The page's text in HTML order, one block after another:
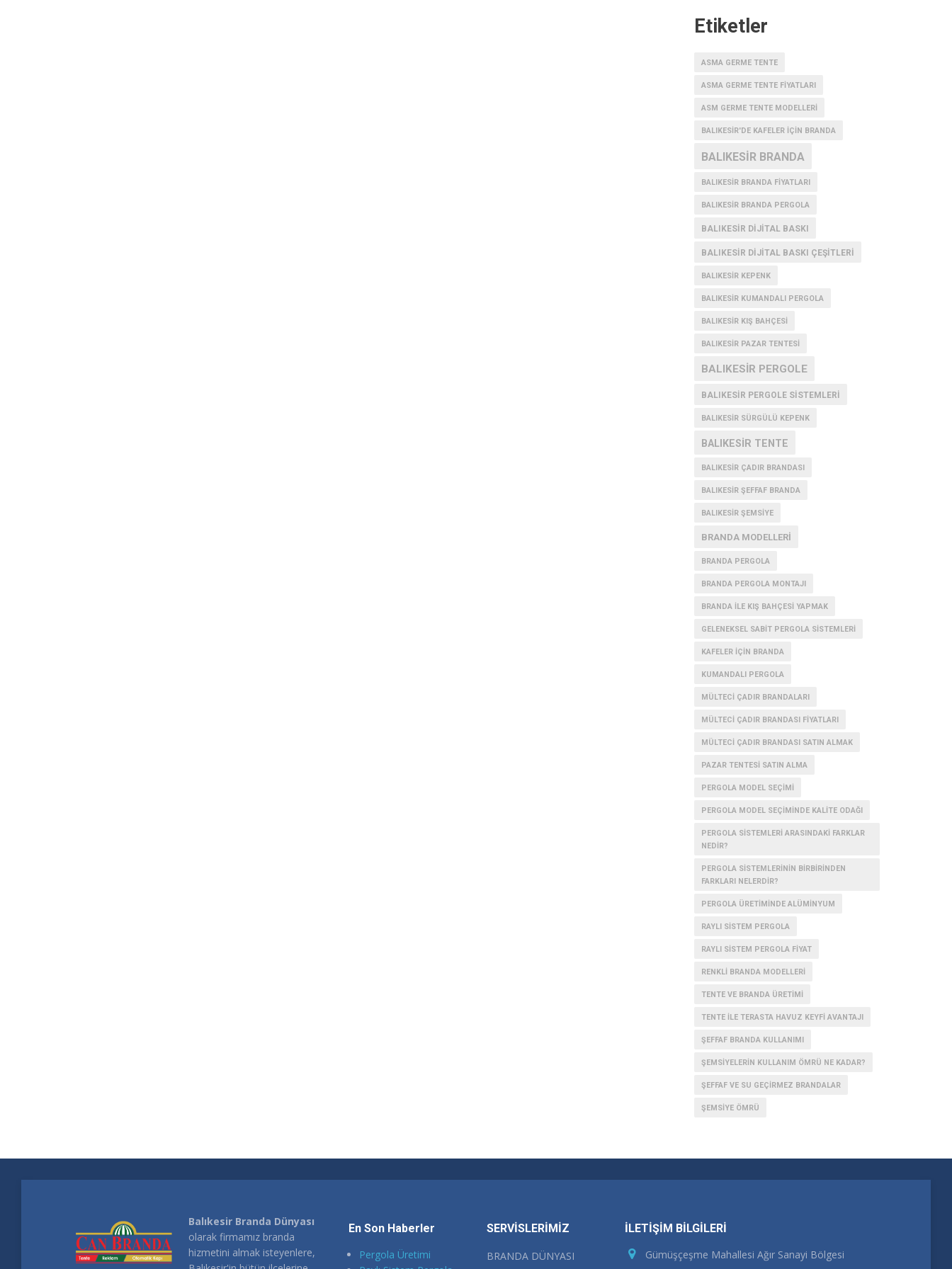
Etiketler
ASMA GERME TENTE
ASMA GERME TENTE FIYATLARI
ASM GERME TENTE MODELLERI
BALIKESIR'DE KAFELER IÇIN BRANDA
BALIKESIR BRANDA
BALIKESIR BRANDA FIYATLARI
BALIKESIR BRANDA PERGOLA
BALIKESIR DIJITAL BASKI
BALIKESIR DIJITAL BASKI ÇEŞITLERI
BALIKESIR KEPENK
BALIKESIR KUMANDALI PERGOLA
BALIKESIR KIŞ BAHÇESI
BALIKESIR PAZAR TENTESI
BALIKESIR PERGOLE
BALIKESIR PERGOLE SISTEMLERI
BALIKESIR SÜRGÜLÜ KEPENK
BALIKESIR TENTE
BALIKESIR ÇADIR BRANDASI
BALIKESIR ŞEFFAF BRANDA
BALIKESIR ŞEMSIYE
BRANDA MODELLERI
BRANDA PERGOLA
BRANDA PERGOLA MONTAJI
BRANDA İLE KIŞ BAHÇESI YAPMAK
GELENEKSEL SABIT PERGOLA SISTEMLERI
KAFELER IÇIN BRANDA
KUMANDALI PERGOLA
MÜLTECI ÇADIR BRANDALARI
MÜLTECI ÇADIR BRANDASI FIYATLARI
MÜLTECI ÇADIR BRANDASI SATIN ALMAK
PAZAR TENTESI SATIN ALMA
PERGOLA MODEL SEÇIMI
PERGOLA MODEL SEÇIMINDE KALITE ODAĞI
PERGOLA SISTEMLERI ARASINDAKI FARKLAR
NEDIR?
PERGOLA SISTEMLERININ BIRBIRINDEN
FARKLARI NELERDIR?
PERGOLA ÜRETIMINDE ALÜMINYUM
RAYLI SISTEM PERGOLA
RAYLI SISTEM PERGOLA FIYAT
RENKLI BRANDA MODELLERI
TENTE VE BRANDA ÜRETIMI
TENTE İLE TERASTA HAVUZ KEYFI AVANTAJI
ŞEFFAF BRANDA KULLANIMI
ŞEMSIYELERIN KULLANIM ÖMRÜ NE KADAR?
ŞEFFAF VE SU GEÇIRMEZ BRANDALAR
ŞEMSIYE ÖMRÜ
Balıkesir Branda Dünyası
olarak firmamız branda
hizmetini almak isteyenlere,
En Son Haberler
Pergola Üretimi
SERVİSLERİMİZ
BRANDA DÜNYASI
İLETİŞİM BİLGİLERİ
Gümüşçeşme Mahallesi Ağır Sanayi Bölgesi